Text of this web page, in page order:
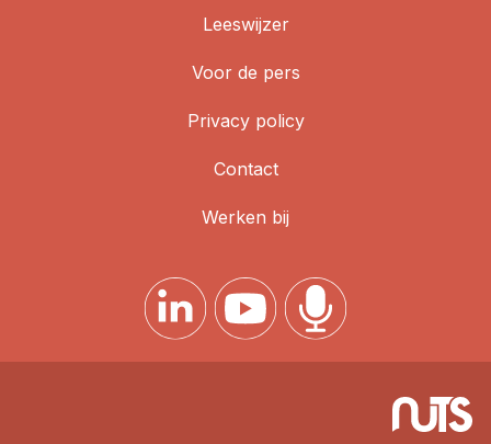
Leeswijzer
Voor de pers
Privacy policy
Contact
Werken bij